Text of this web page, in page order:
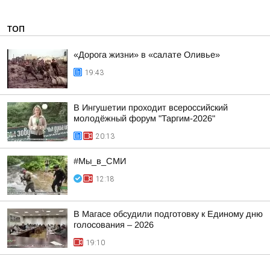
ТОП
«Дорога жизни» в «салате Оливье»
19:43
В Ингушетии проходит всероссийский
молодёжный форум "Таргим-2026"
20:13
#Мы_в_СМИ
12:18
В Магасе обсудили подготовку к Единому дню
голосования – 2026
19:10